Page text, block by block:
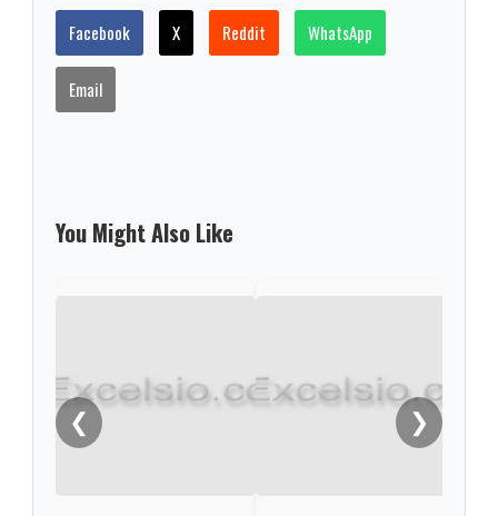
Facebook X Reddit WhatsApp
Email
You Might Also Like
❮ ❯